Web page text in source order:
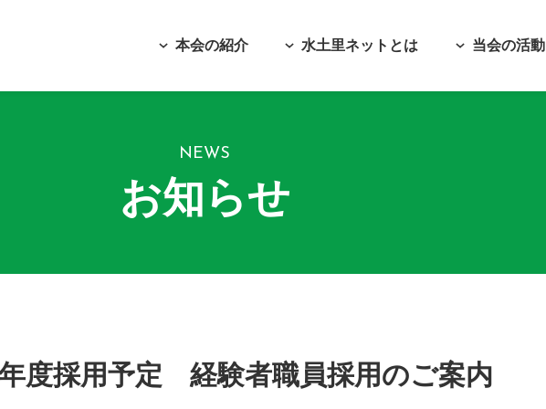
本会の紹介 水土里ネットとは 当会の活動
NEWS
お知らせ
度採用予定 経験者職員採用のご案内